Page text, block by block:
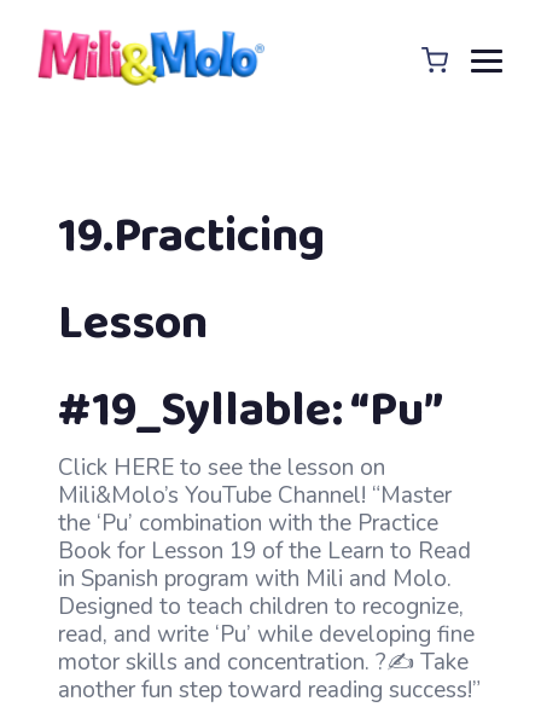
19.Practicing
Lesson
#19_Syllable: “Pu”
Click HERE to see the lesson on
Mili&Molo’s YouTube Channel! “Master
the ‘Pu’ combination with the Practice
Book for Lesson 19 of the Learn to Read
in Spanish program with Mili and Molo.
Designed to teach children to recognize,
read, and write ‘Pu’ while developing fine
motor skills and concentration. ?✍️ Take
another fun step toward reading success!”